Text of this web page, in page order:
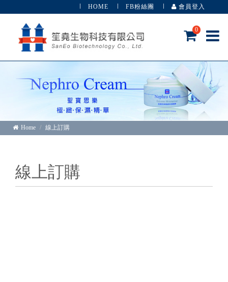
0
HOME FB粉絲團 會員登入
Home 線上訂購
線上訂購